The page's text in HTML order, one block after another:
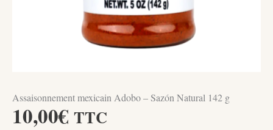
Assaisonnement mexicain Adobo – Sazón Natural 142 g
10,00€ TTC